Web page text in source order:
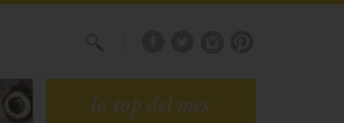
lo top del mes